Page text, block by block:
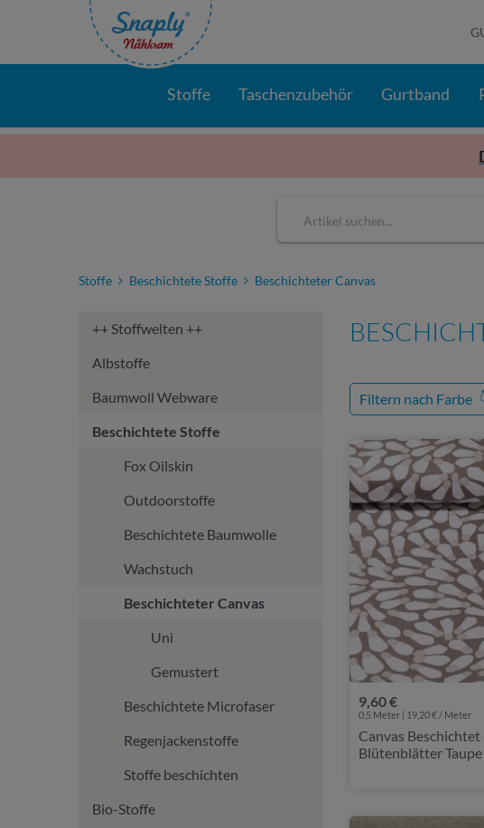
Stoffe Taschenzubehör Gurtband
Stoffe Beschichtete Stoffe Beschichteter Canvas
++ Stoffwelten ++
Albstoffe
Baumwoll Webware
Beschichtete Stoffe
Fox Oilskin
Outdoorstoffe
Beschichtete Baumwolle
Wachstuch
Beschichteter Canvas
Uni
Gemustert
Beschichtete Microfaser
Regenjackenstoffe
Stoffe beschichten
Bio-Stoffe
Filtern nach Farbe
9,60 €
0,5 Meter | 19,20 € / Meter
Canvas
Blütenblätter Taupe